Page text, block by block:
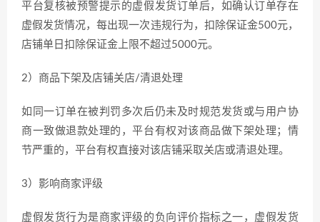
平台复核被预警提示的虚假发货订单后，如确认订单存在
虚假发货情况，每出现一次违规行为，扣除保证金500元，
店铺单日扣除保证金上限不超过5000元。
2）商品下架及店铺关店/清退处理
如同一订单在被判罚多次后仍未及时规范发货或与用户协
商一致做退款处理的，平台有权对该商品做下架处理；情
节严重的，平台有权直接对该店铺采取关店或清退处理。
3）影响商家评级
虚假发货行为是商家评级的负向评价指标之一，虚假发货